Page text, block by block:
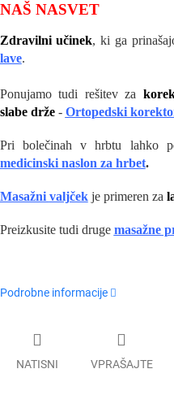
NAŠ NASVET
Zdravilni učinek, ki ga
lave.
Ponujamo tudi rešitev za
slabe drže - Ortopedski
Pri bolečinah v hrbtu lahko
medicinski naslon za hrbet.
Masažni valjčekje primeren za
Preizkusite tudi druge masažne
Podrobne informacije
NATISNI VPRAŠAJTE